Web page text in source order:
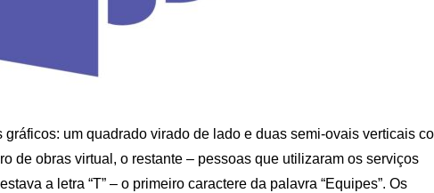
um quadrado virado de lado e duas semi-ovais verticais
de obras virtual, o restante – pessoas que utilizaram os serviços
a letra “T” – o primeiro caractere da palavra “Equipes”. Os